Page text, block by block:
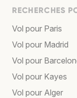
RECHERCHES
Vol pour Paris
Vol pour Madrid
Vol pour
Vol pour Kayes
Vol pour Alger